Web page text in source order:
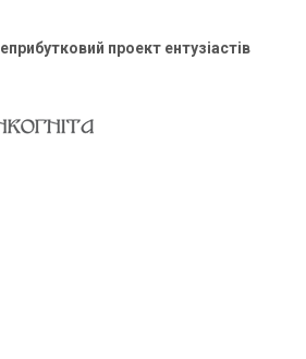
проект ентузіастів